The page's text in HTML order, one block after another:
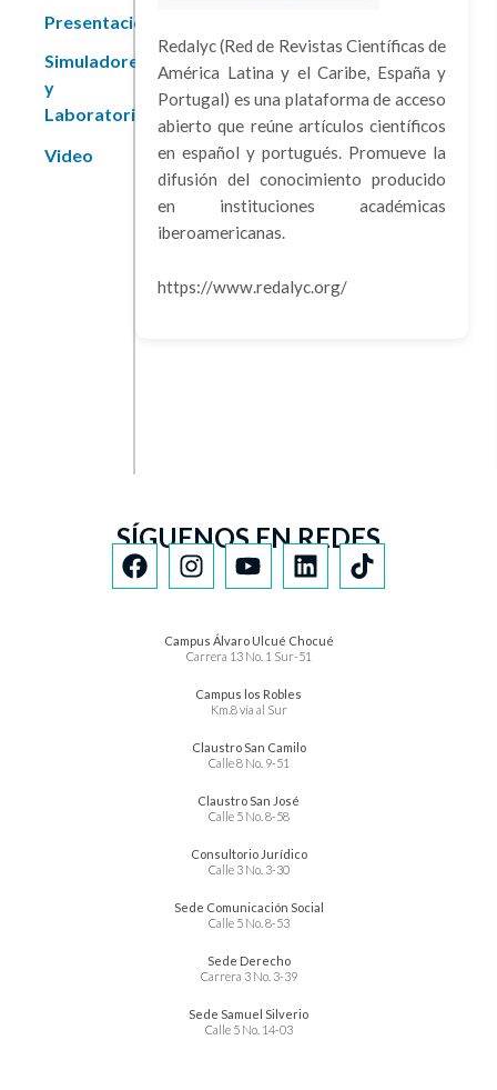
Presentaciones
Simuladores
y
Laboratorios
Video
Redalyc (Red de Revistas Científicas de
América Latina y el Caribe, España y
Portugal) es una plataforma de acceso
abierto que reúne artículos científicos
en español y portugués. Promueve la
difusión del conocimiento producido
en instituciones académicas
iberoamericanas.
https://www.redalyc.org/
SÍGUENOS EN REDES
Campus Álvaro Ulcué Chocué
Carrera 13 No. 1 Sur-51
Campus los Robles
Km.8 vía al Sur
Claustro San Camilo
Calle 8 No. 9-51
Claustro San José
Calle 5 No. 8-58
Consultorio Jurídico
Calle 3 No. 3-30
Sede Comunicación Social
Calle 5 No. 8-53
Sede Derecho
Carrera 3 No. 3-39
Sede Samuel Silverio
Calle 5 No. 14-03